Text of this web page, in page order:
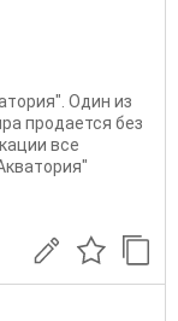
Один из
продается без
все